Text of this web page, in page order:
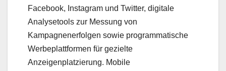
Facebook, Instagram und Twitter, digitale
Analysetools zur Messung von
Kampagnenerfolgen sowie programmatische
Werbeplattformen für gezielte
Anzeigenplatzierung. Mobile